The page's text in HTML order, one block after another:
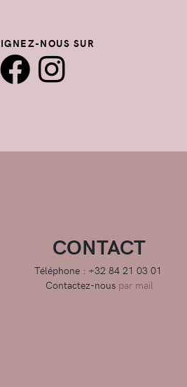
NOUS SUR
CONTACT
Téléphone : +32 84 21 03 01
Contactez-nous par mail